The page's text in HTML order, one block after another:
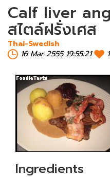
Calf liver
สไตล์ฝรั่งเศส
Thai-Swedish
16 Mar 2555 19:55:21
Ingredients